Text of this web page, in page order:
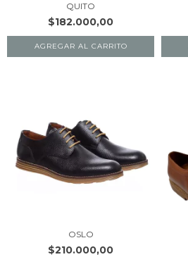
QUITO
$182.000,00
AGREGAR AL CARRITO
OSLO
$210.000,00